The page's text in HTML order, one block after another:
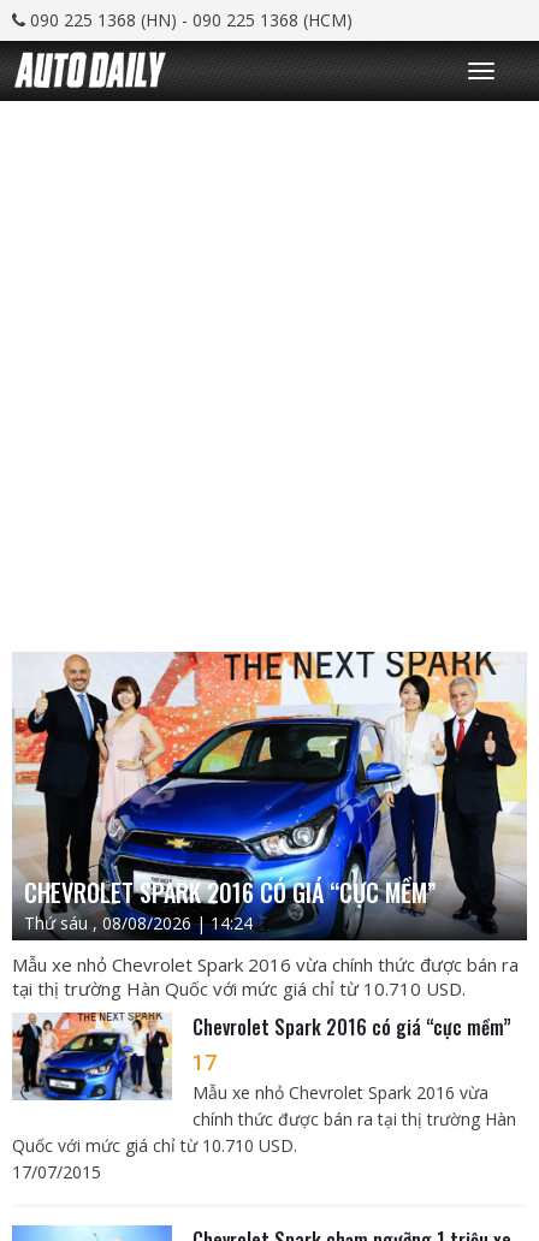
090 225 1368 (HN) - 090 225 1368 (HCM)
T
o
g
CHEVROLET SPARK 2016 CÓ GIÁ “CỰC MỀM”
Thứ sáu , 08/08/2026 | 14:24
Mẫu xe nhỏ Chevrolet Spark 2016 vừa chính thức được bán ra
tại thị trường Hàn Quốc với mức giá chỉ từ 10.710 USD.
Chevrolet Spark 2016 có giá “cực mềm”
17
Mẫu xe nhỏ Chevrolet Spark 2016 vừa
chính thức được bán ra tại thị trường Hàn
Quốc với mức giá chỉ từ 10.710 USD.
17/07/2015